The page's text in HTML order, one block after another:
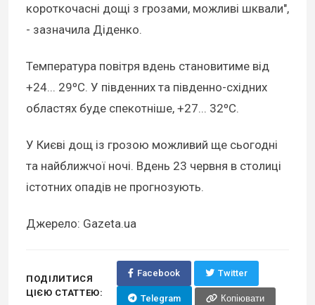
короткочасні дощі з грозами, можливі шквали",
- зазначила Діденко.
Температура повітря вдень становитиме від
+24... 29ºC. У південних та південно-східних
областях буде спекотніше, +27... 32ºC.
У Києві дощ із грозою можливий ще сьогодні
та найближчої ночі. Вдень 23 червня в столиці
істотних опадів не прогнозують.
Джерело: Gazeta.ua
ПОДІЛИТИСЯ
ЦІЄЮ СТАТТЕЮ:
Facebook Twitter
Telegram Копіювати